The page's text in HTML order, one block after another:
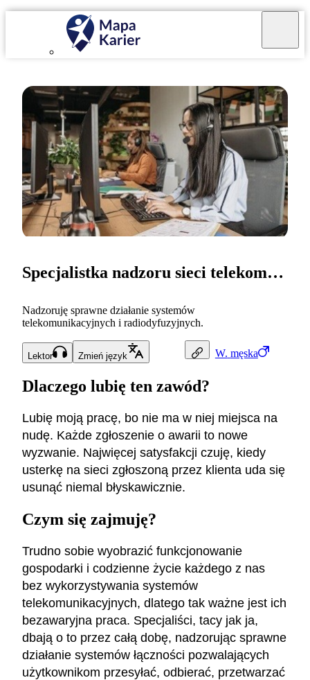
W. męska
Specjalistka nadzoru sieci telekomunikacyjnej
Nadzoruję sprawne działanie systemów
telekomunikacyjnych i radiodyfuzyjnych.
Lektor Zmień język
Dlaczego lubię ten zawód?
Lubię moją pracę, bo nie ma w niej miejsca na
nudę. Każde zgłoszenie o awarii to nowe
wyzwanie. Najwięcej satysfakcji czuję, kiedy
usterkę na sieci zgłoszoną przez klienta uda się
usunąć niemal błyskawicznie.
Czym się zajmuję?
Trudno sobie wyobrazić funkcjonowanie
gospodarki i codzienne życie każdego z nas
bez wykorzystywania systemów
telekomunikacyjnych, dlatego tak ważne jest ich
bezawaryjna praca. Specjaliści, tacy jak ja,
dbają o to przez całą dobę, nadzorując sprawne
działanie systemów łączności pozwalających
użytkownikom przesyłać, odbierać, przetwarzać